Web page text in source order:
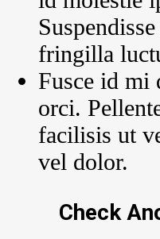
fringilla
Fusce id mi
orci.
facilisis ut
vel dolor.
Check